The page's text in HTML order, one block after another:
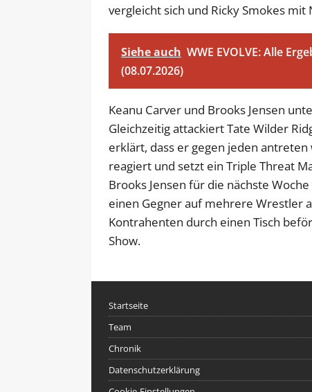
vergleicht sich und Ricky Smokes mit
Siehe auch WWE EVOLVE: Alle
(08.07.2026)
Keanu Carver und Brooks Jensen
Gleichzeitig attackiert Tate Wilder
erklärt, dass er gegen jeden
reagiert und setzt ein Triple Threat
Brooks Jensen für die nächste
einen Gegner auf mehrere Wrestler
Kontrahenten durch einen Tisch
Show.
Startseite
Team
Chronik
Datenschutzerklärung